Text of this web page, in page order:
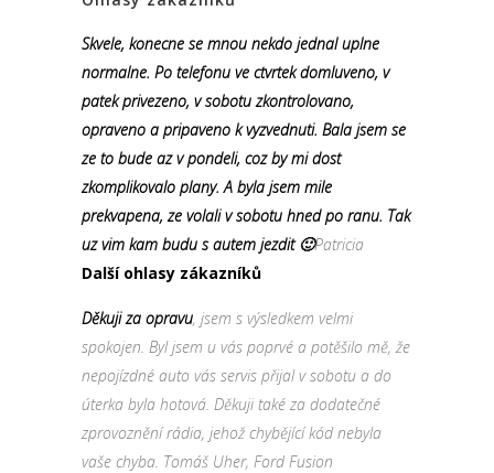
Skvele, konecne se mnou nekdo jednal uplne
normalne. Po telefonu ve ctvrtek domluveno, v
patek privezeno, v sobotu zkontrolovano,
opraveno a pripaveno k vyzvednuti. Bala jsem se
ze to bude az v pondeli, coz by mi dost
zkomplikovalo plany. A byla jsem mile
prekvapena, ze volali v sobotu hned po ranu. Tak
uz vim kam budu s autem jezdit 🙂Patricia
Další ohlasy zákazníků
Děkuji za opravu, jsem s výsledkem velmi
spokojen. Byl jsem u vás poprvé a potěšilo mě, že
nepojízdné auto vás servis přijal v sobotu a do
úterka byla hotová. Děkuji také za dodatečné
zprovoznění rádia, jehož chybějící kód nebyla
vaše chyba. Tomáš Uher, Ford Fusion